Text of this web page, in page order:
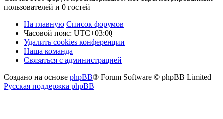
пользователей и 0 гостей
На главную Список форумов
Часовой пояс: UTC+03:00
Удалить cookies конференции
Наша команда
Связаться с администрацией
Создано на основе phpBB® Forum Software © phpBB Limited
Русская поддержка phpBB